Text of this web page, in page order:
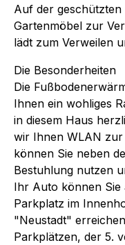
Auf der
Gartenmöbel zur
lädt zum Verweilen
Die Besonderheiten
Die
Ihnen ein wohliges
in diesem Haus
wir Ihnen WLAN
können Sie neben
Bestuhlung nutzen
Ihr Auto können Sie
Parkplatz im
"Neustadt"
Parkplätzen, der 5.